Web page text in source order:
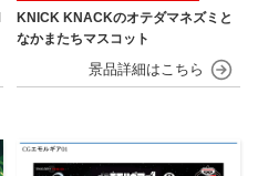
KNICK KNACKのオテダマネズミと
なかまたちマスコット